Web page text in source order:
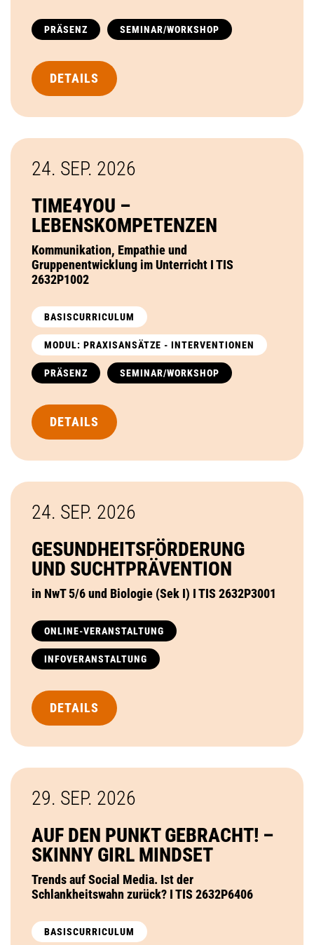
PRÄSENZ SEMINAR/WORKSHOP
DETAILS
24. SEP. 2026
TIME4YOU –
LEBENSKOMPETENZEN
Kommunikation, Empathie und
Gruppenentwicklung im Unterricht I TIS
2632P1002
BASISCURRICULUM
MODUL: PRAXISANSÄTZE - INTERVENTIONEN
PRÄSENZ SEMINAR/WORKSHOP
DETAILS
24. SEP. 2026
GESUNDHEITSFÖRDERUNG
UND SUCHTPRÄVENTION
in NwT 5/6 und Biologie (Sek I) I TIS 2632P3001
ONLINE-VERANSTALTUNG
INFOVERANSTALTUNG
DETAILS
29. SEP. 2026
AUF DEN PUNKT GEBRACHT! –
SKINNY GIRL MINDSET
Trends auf Social Media. Ist der
Schlankheitswahn zurück? I TIS 2632P6406
BASISCURRICULUM